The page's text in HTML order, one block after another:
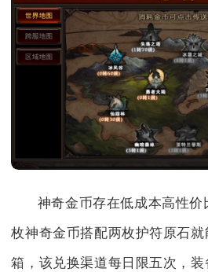
神奇金币存在低成本高性价
枚神奇金币搭配两枚护符原石
箱，该兑换渠道每日限五次，